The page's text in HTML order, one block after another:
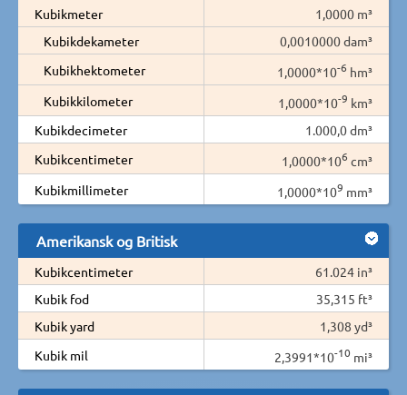
Kubikmeter
1,0000 m³
Kubikdekameter
0,0010000 dam³
Kubikhektometer
1,0000*10-6 hm³
Kubikkilometer
1,0000*10-9 km³
Kubikdecimeter
1.000,0 dm³
Kubikcentimeter
1,0000*106 cm³
Kubikmillimeter
1,0000*109 mm³
Amerikansk og Britisk
Kubikcentimeter
61.024 in³
Kubik fod
35,315 ft³
Kubik yard
1,308 yd³
Kubik mil
2,3991*10-10 mi³